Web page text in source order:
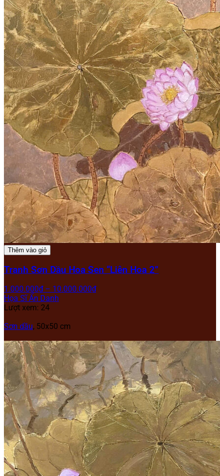
Thêm vào giỏ
Tranh Sơn Dầu Hoa Sen “Liên Hoa 2”
1.000.000₫ – 10.000.000₫
Họa Sĩ Ẩn Danh
Lượt xem: 24
Sơn dầu, 50x50 cm